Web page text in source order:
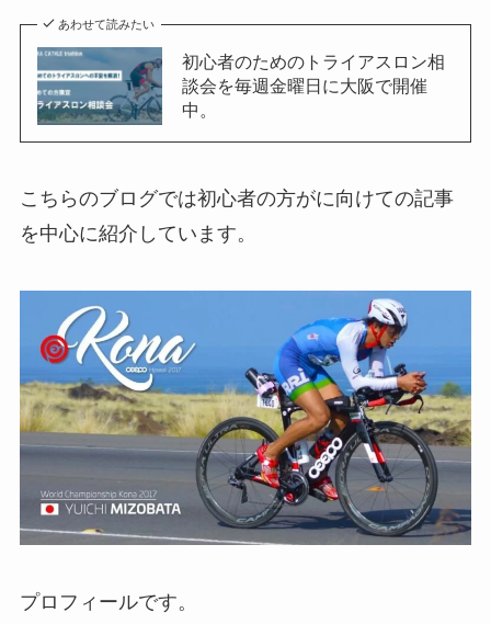
あわせて読みたい
初心者のためのトライアスロン相
談会を毎週金曜日に大阪で開催
中。
こちらのブログでは初心者の方がに向けての記事
を中心に紹介しています。
プロフィールです。